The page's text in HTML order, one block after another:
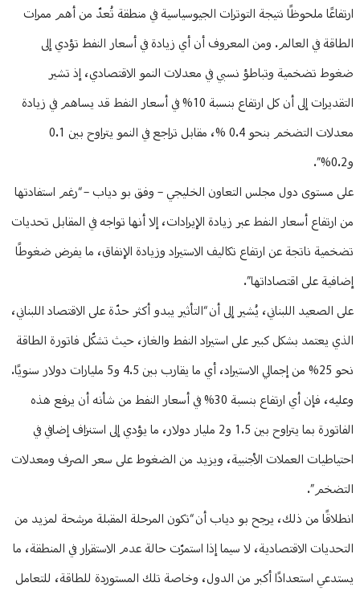
ارتفاعًا ملحوظًا نتيجة التوترات الجيوسياسية في منطقة تُعدّ من أهم ممرات
الطاقة في العالم. ومن المعروف أن أي زيادة في أسعار النفط تؤدي إلى
ضغوط تضخمية وتباطؤ نسبي في معدلات النمو الاقتصادي، إذ تشير
التقديرات إلى أن كل ارتفاع بنسبة 10% في أسعار النفط قد يساهم في زيادة
معدلات التضخم بنحو 0.4 %، مقابل تراجع في النمو يتراوح بين 0.1
و0.2%”.
على مستوى دول مجلس التعاون الخليجي – وفق بو دياب – “رغم استفادتها
من ارتفاع أسعار النفط عبر زيادة الإيرادات، إلا أنها تواجه في المقابل تحديات
تضخمية ناتجة عن ارتفاع تكاليف الاستيراد وزيادة الإنفاق، ما يفرض ضغوطًا
إضافية على اقتصاداتها”.
على الصعيد اللبناني، يُشير إلى أن “التأثير يبدو أكثر حدّة على الاقتصاد اللبناني،
الذي يعتمد بشكل كبير على استيراد النفط والغاز، حيث تشكّل فاتورة الطاقة
نحو 25% من إجمالي الاستيراد، أي ما يقارب بين 4.5 و5 مليارات دولار سنويًا.
وعليه، فإن أي ارتفاع بنسبة 30% في أسعار النفط من شأنه أن يرفع هذه
الفاتورة بما يتراوح بين 1.5 و2 مليار دولار، ما يؤدي إلى استنزاف إضافي في
احتياطيات العملات الأجنبية، ويزيد من الضغوط على سعر الصرف ومعدلات
التضخم”.
انطلاقًا من ذلك، يرجح بو دياب أن “تكون المرحلة المقبلة مرشحة لمزيد من
التحديات الاقتصادية، لا سيما إذا استمرّت حالة عدم الاستقرار في المنطقة، ما
يستدعي استعدادًا أكبر من الدول، وخاصة تلك المستوردة للطاقة، للتعامل